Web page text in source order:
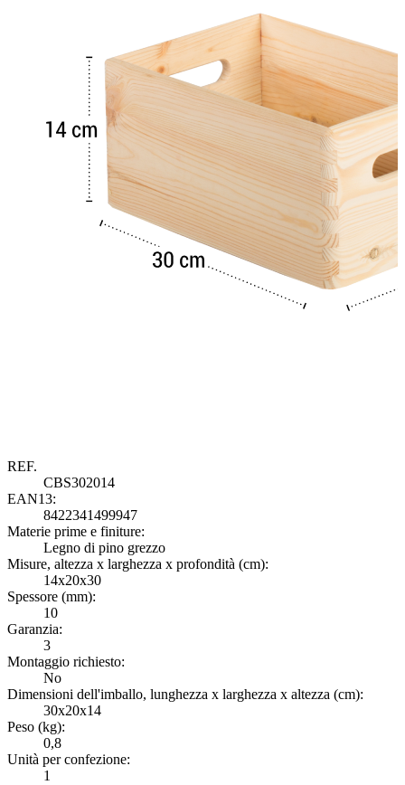
REF.
CBS302014
EAN13:
8422341499947
Materie prime e finiture:
Legno di pino grezzo
Misure, altezza x larghezza x profondità (cm):
14x20x30
Spessore (mm):
10
Garanzia:
3
Montaggio richiesto:
No
Dimensioni dell'imballo, lunghezza x larghezza x altezza (cm):
30x20x14
Peso (kg):
0,8
Unità per confezione:
1